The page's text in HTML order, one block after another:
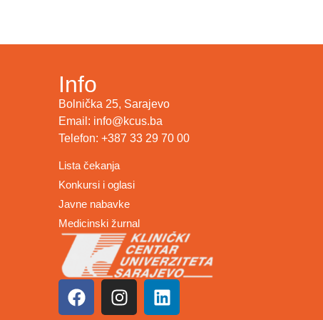
Info
Bolnička 25, Sarajevo
Email: info@kcus.ba
Telefon: +387 33 29 70 00
Lista čekanja
Konkursi i oglasi
Javne nabavke
Medicinski žurnal